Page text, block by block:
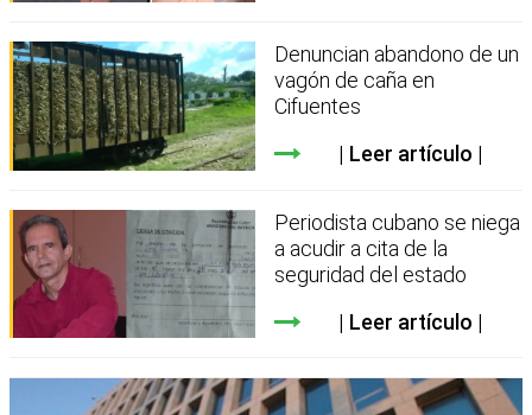
Denuncian abandono de un
vagón de caña en
Cifuentes
Leer artículo
Periodista cubano se niega
a acudir a cita de la
seguridad del estado
Leer artículo